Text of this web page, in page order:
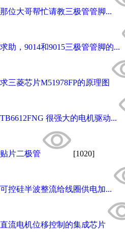
那位大哥帮忙请教三极管管脚...
求助，9014和9015三极管管脚的...
求三菱芯片M51978FP的原理图
TB6612FNG 很强大的电机驱动...
贴片二极管 [1020]
可控硅半波整流给线圈供电加...
直流电机位移控制的集成芯片